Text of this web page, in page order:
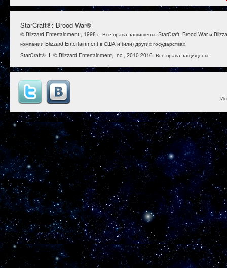
StarCraft®: Brood War®
© Blizzard Entertainment., 1998 г. Все права защищены. StarCraft, Brood War и
компании Blizzard Entertainment в США и (или) других государствах.
StarCraft® II. © Blizzard Entertainment, Inc., 2010-2016. Все права защищены.